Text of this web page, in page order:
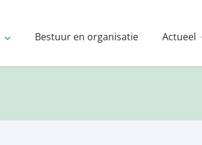
Bestuur en organisatie Actueel